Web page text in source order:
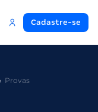
Cadastre-se
Provas